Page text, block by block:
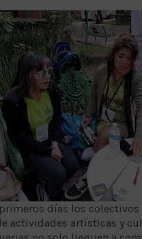
días los colectivos
actividades artísticas y